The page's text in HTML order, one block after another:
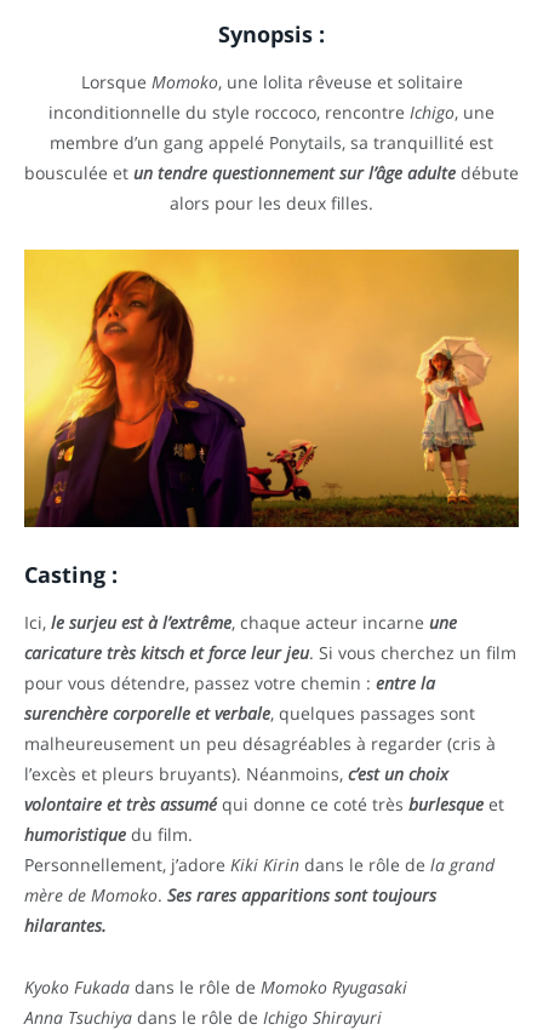
Synopsis :
Lorsque Momoko, une lolita rêveuse et solitaire
inconditionnelle du style roccoco, rencontre Ichigo, une
membre d’un gang appelé Ponytails, sa tranquillité est
bousculée et un tendre questionnement sur l’âge adulte débute
alors pour les deux filles.
Casting :
Ici, le surjeu est à l’extrême, chaque acteur incarne une
caricature très kitsch et force leur jeu. Si vous cherchez un film
pour vous détendre, passez votre chemin : entre la
surenchère corporelle et verbale, quelques passages sont
malheureusement un peu désagréables à regarder (cris à
l’excès et pleurs bruyants). Néanmoins, c’est un choix
volontaire et très assumé qui donne ce coté très burlesque et
humoristique du film.
Personnellement, j’adore Kiki Kirin dans le rôle de la grand
mère de Momoko. Ses rares apparitions sont toujours
hilarantes.
Kyoko Fukada dans le rôle de Momoko Ryugasaki
Anna Tsuchiya dans le rôle de Ichigo Shirayuri